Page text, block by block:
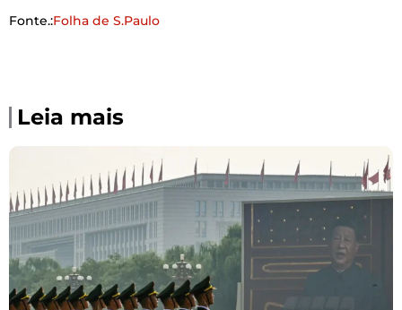
Fonte.:Folha de S.Paulo
Leia mais